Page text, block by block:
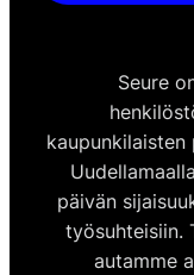
Seure
kaupunkilaisten
päivän
työsuhteisiin.
autamme